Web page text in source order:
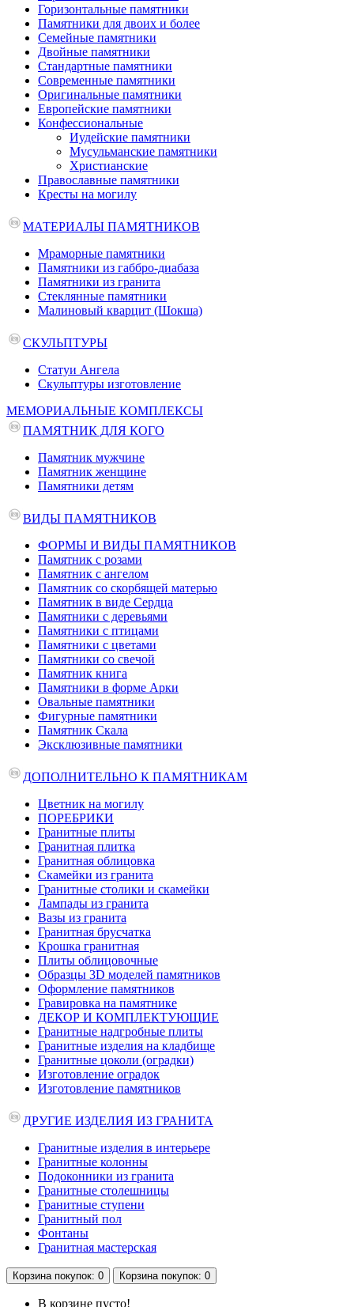
Горизонтальные памятники
Памятники для двоих и более
Семейные памятники
Двойные памятники
Стандартные памятники
Современные памятники
Оригинальные памятники
Европейские памятники
Конфессиональные
Иудейские памятники
Мусульманские памятники
Христианские
Православные памятники
Кресты на могилу
МАТЕРИАЛЫ ПАМЯТНИКОВ
Мраморные памятники
Памятники из габбро-диабаза
Памятники из гранита
Стеклянные памятники
Малиновый кварцит (Шокша)
СКУЛЬПТУРЫ
Статуи Ангела
Скульптуры изготовление
МЕМОРИАЛЬНЫЕ КОМПЛЕКСЫ
ПАМЯТНИК ДЛЯ КОГО
Памятник мужчине
Памятник женщине
Памятники детям
ВИДЫ ПАМЯТНИКОВ
ФОРМЫ И ВИДЫ ПАМЯТНИКОВ
Памятник с розами
Памятник с ангелом
Памятник со скорбящей матерью
Памятник в виде Сердца
Памятники с деревьями
Памятники с птицами
Памятники с цветами
Памятники со свечой
Памятник книга
Памятники в форме Арки
Овальные памятники
Фигурные памятники
Памятник Скала
Эксклюзивные памятники
ДОПОЛНИТЕЛЬНО К ПАМЯТНИКАМ
Цветник на могилу
ПОРЕБРИКИ
Гранитные плиты
Гранитная плитка
Гранитная облицовка
Скамейки из гранита
Гранитные столики и скамейки
Лампады из гранита
Вазы из гранита
Гранитная брусчатка
Крошка гранитная
Плиты облицовочные
Образцы 3D моделей памятников
Оформление памятников
Гравировка на памятнике
ДЕКОР И КОМПЛЕКТУЮЩИЕ
Гранитные надгробные плиты
Гранитные изделия на кладбище
Гранитные цоколи (оградки)
Изготовление оградок
Изготовление памятников
ДРУГИЕ ИЗДЕЛИЯ ИЗ ГРАНИТА
Гранитные изделия в интерьере
Гранитные колонны
Подоконники из гранита
Гранитные столешницы
Гранитные ступени
Гранитный пол
Фонтаны
Гранитная мастерская
Корзинапокупок: 0 Корзинапокупок: 0
В корзине пусто!